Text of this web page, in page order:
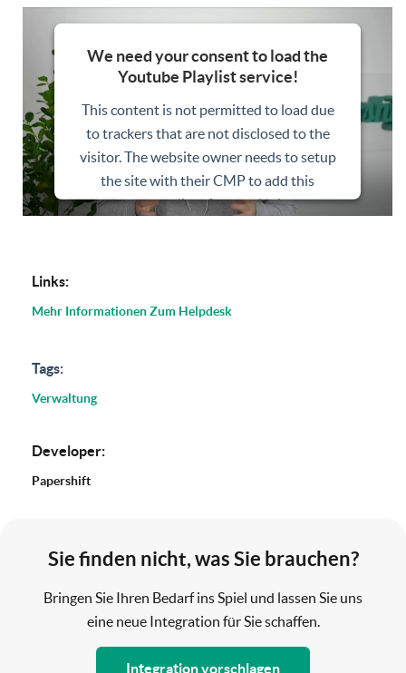
We need your consent to load the
Youtube Playlist service!
This content is not permitted to load due
to trackers that are not disclosed to the
visitor. The website owner needs to setup
the site with their CMP to add this
content to the list of technologies used.
Links:
Mehr InformationenZum Helpdesk
Tags:
Verwaltung
Developer:
Papershift
Sie finden nicht, was Sie brauchen?
Bringen Sie Ihren Bedarf ins Spiel und lassen Sie uns
eine neue Integration für Sie schaffen.
Integration vorschlagen